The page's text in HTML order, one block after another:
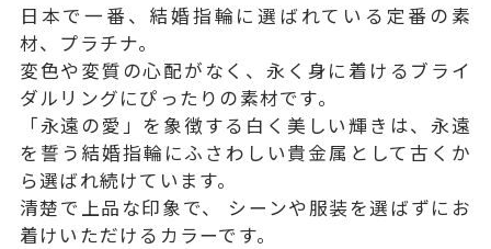
日本で一番、結婚指輪に選ばれている定番の素
材、プラチナ。
変色や変質の心配がなく、永く身に着けるブライ
ダルリングにぴったりの素材です。
「永遠の愛」を象徴する白く美しい輝きは、永遠
を誓う結婚指輪にふさわしい貴金属として古くか
ら選ばれ続けています。
清楚で上品な印象で、 シーンや服装を選ばずにお
着けいただけるカラーです。